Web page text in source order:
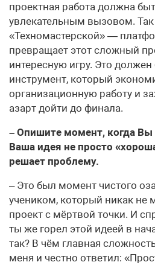
проектная работа должна
увлекательным вызовом.
«Техномастерской» —
превращает этот сложный
интересную игру. Это
инструмент, который
организационную работу и
азарт дойти до финала.
– Опишите момент, когда Вы
Ваша идея не просто
решает проблему.
– Это был момент чистого
учеником, который никак не
проект с мёртвой точки. И
ты же горел этой идеей в
так? В чём главная
меня и честно ответил: